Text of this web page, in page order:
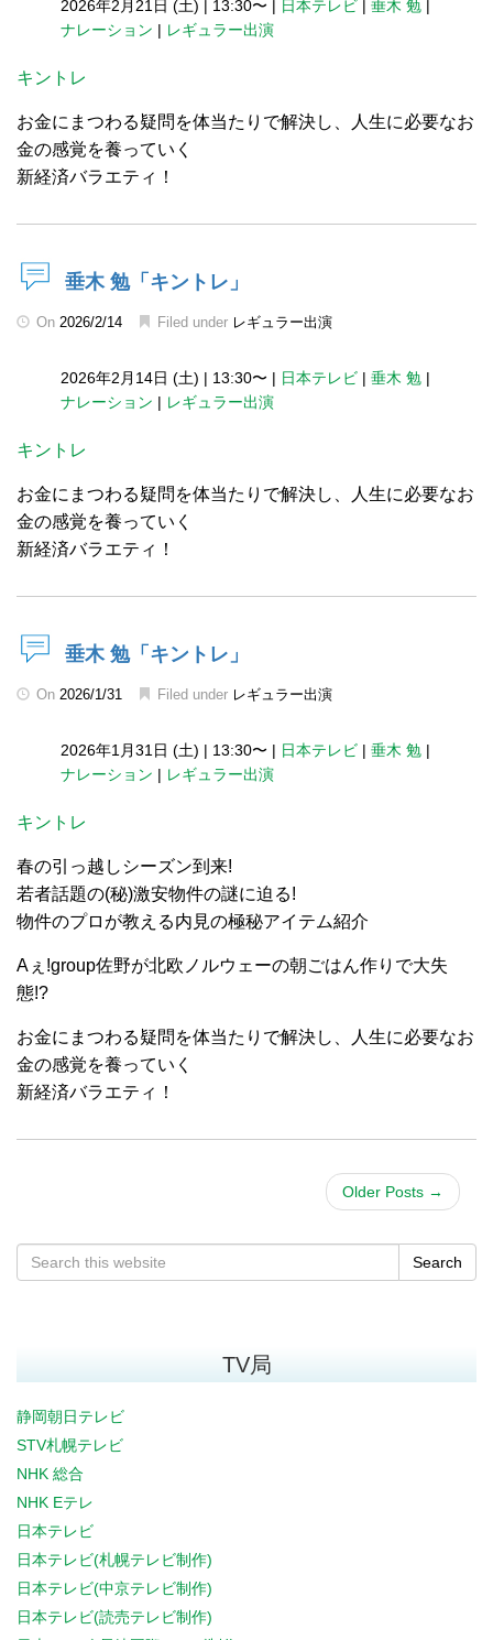
2026年2月21日 (土) | 13:30〜 | 日本テレビ | 垂木 勉 |
ナレーション | レギュラー出演
キントレ
お金にまつわる疑問を体当たりで解決し、人生に必要なお
金の感覚を養っていく
新経済バラエティ！
垂木 勉「キントレ」
On 2026/2/14 Filed under レギュラー出演
2026年2月14日 (土) | 13:30〜 | 日本テレビ | 垂木 勉 |
ナレーション | レギュラー出演
キントレ
お金にまつわる疑問を体当たりで解決し、人生に必要なお
金の感覚を養っていく
新経済バラエティ！
垂木 勉「キントレ」
On 2026/1/31 Filed under レギュラー出演
2026年1月31日 (土) | 13:30〜 | 日本テレビ | 垂木 勉 |
ナレーション | レギュラー出演
キントレ
春の引っ越しシーズン到来!
若者話題の(秘)激安物件の謎に迫る!
物件のプロが教える内見の極秘アイテム紹介
Aぇ!group佐野が北欧ノルウェーの朝ごはん作りで大失
態!?
お金にまつわる疑問を体当たりで解決し、人生に必要なお
金の感覚を養っていく
新経済バラエティ！
Older Posts →
Search
TV局
静岡朝日テレビ
STV札幌テレビ
NHK 総合
NHK Eテレ
日本テレビ
日本テレビ(札幌テレビ制作)
日本テレビ(中京テレビ制作)
日本テレビ(読売テレビ制作)